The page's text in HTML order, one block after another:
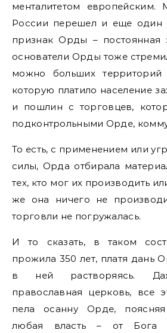
менталитетом
России перешел и еще
признак Орды – постоянная
основатели Орды тоже
можно больших
которую платило население
и пошлин с торговцев,
подконтрольными Орде,
То есть, с применением или
силы, Орда отбирала
тех, кто мог их производить
же она ничего не
торговли не погружалась.
И то сказать, в таком
прожила 350 лет, платя дань
в ней растворяясь.
православная церковь, все
пела осанну Орде,
любая власть – от Бога